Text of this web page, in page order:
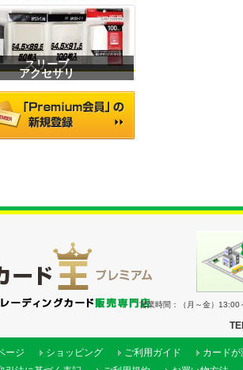
スリーブ
アクセサリ
営業時間：（月～金）
ージ ショッピング ご利用ガイド カード